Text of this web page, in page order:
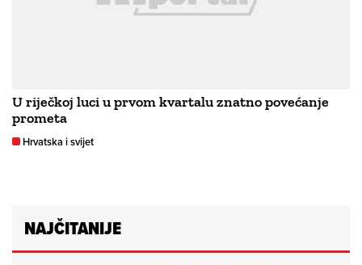
U riječkoj luci u prvom kvartalu znatno povećanje
prometa
Hrvatska i svijet
NAJČITANIJE